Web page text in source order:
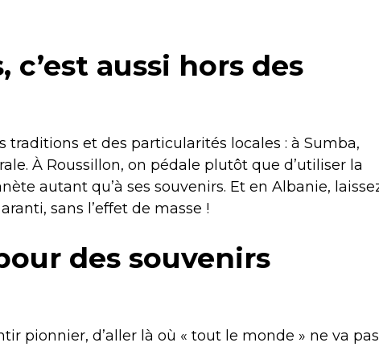
c’est aussi hors des
et des particularités locales : à Sumba,
À Roussillon, on pédale plutôt que d’utiliser la
autant qu’à ses souvenirs. Et en Albanie,
sans l’effet de masse !
des souvenirs
pionnier, d’aller là où « tout le monde » ne va